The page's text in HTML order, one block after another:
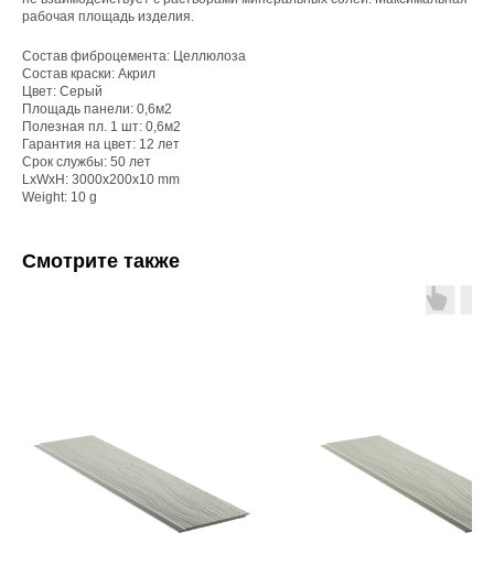
рабочая площадь изделия.
Состав фиброцемента: Целлюлоза
Состав краски: Акрил
Цвет: Серый
Площадь панели: 0,6м2
Полезная пл. 1 шт: 0,6м2
Гарантия на цвет: 12 лет
Срок службы: 50 лет
LxWxH: 3000x200x10 mm
Weight: 10 g
Смотрите также